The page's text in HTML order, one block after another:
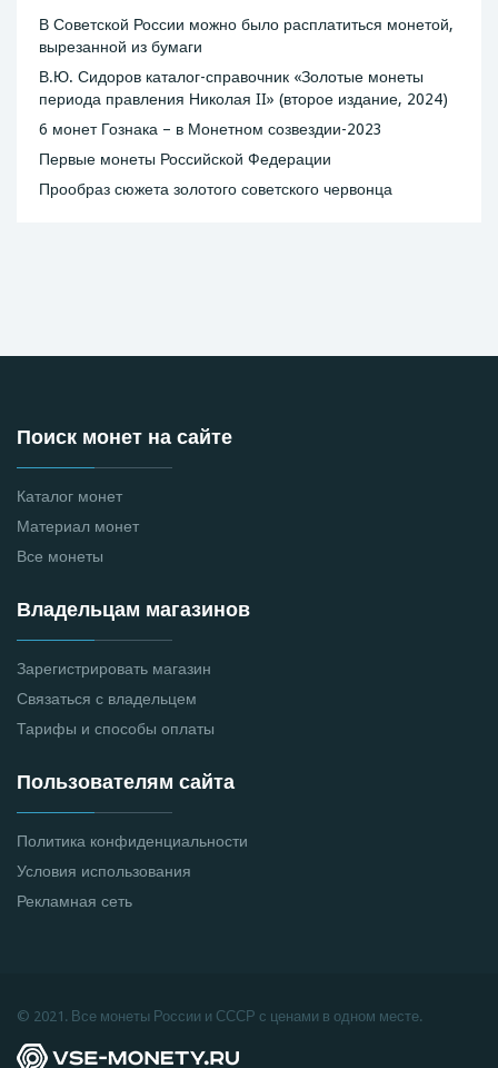
В Советской России можно было расплатиться монетой,
вырезанной из бумаги
В.Ю. Сидоров каталог-справочник «Золотые монеты
периода правления Николая II» (второе издание, 2024)
6 монет Гознака – в Монетном созвездии-2023
Первые монеты Российской Федерации
Прообраз сюжета золотого советского червонца
Поиск монет на сайте
Каталог монет
Материал монет
Все монеты
Владельцам магазинов
Зарегистрировать магазин
Связаться с владельцем
Тарифы и способы оплаты
Пользователям сайта
Политика конфиденциальности
Условия использования
Рекламная сеть
© 2021. Все монеты России и СССР с ценами в одном месте.